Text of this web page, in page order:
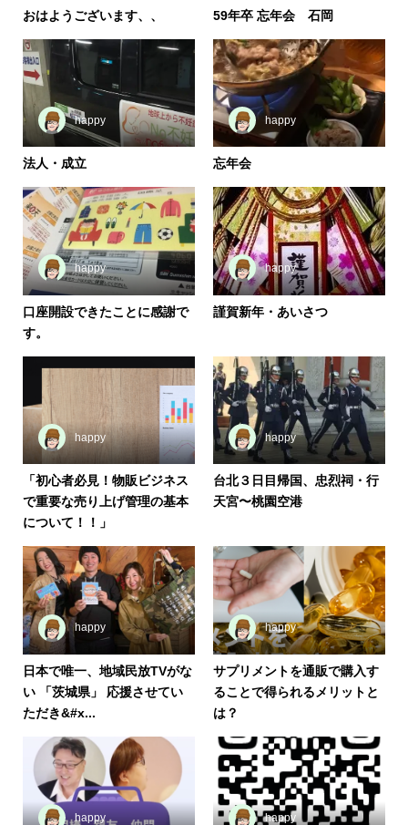
おはようございます、、 59年卒 忘年会 石岡
happy
法人・成立
happy
忘年会
happy
口座開設できたことに感謝で
す。
happy
謹賀新年・あいさつ
happy
「初心者必見！物販ビジネス
で重要な売り上げ管理の基本
について！！」
happy
台北３日目帰国、忠烈祠・行
天宮〜桃園空港
happy
日本で唯一、地域民放TVがな
い 「茨城県」 応援させてい
ただき&#x...
happy
サプリメントを通販で購入す
ることで得られるメリットと
は？
happy happy